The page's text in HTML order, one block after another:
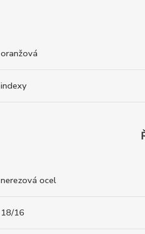
oranžová
indexy
nerezová ocel
18/16